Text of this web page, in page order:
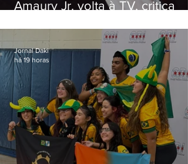
Amaury Jr. volta à TV, critica
viraram colunistas de si
Jornal Daki
há 19 horas